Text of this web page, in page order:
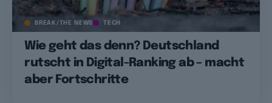
BREAK/THE NEWS TECH
Wie geht das denn? Deutschland
rutscht in Digital-Ranking ab – macht
aber Fortschritte